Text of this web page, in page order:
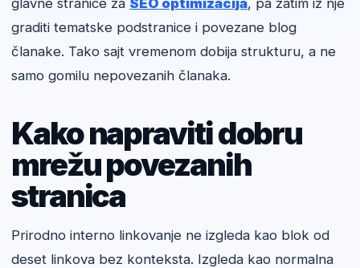
glavne stranice za SEO optimizacija, pa zatim iz nje
graditi tematske podstranice i povezane blog
članake. Tako sajt vremenom dobija strukturu, a ne
samo gomilu nepovezanih članaka.
Kako napraviti dobru
mrežu povezanih
stranica
Prirodno interno linkovanje ne izgleda kao blok od
deset linkova bez konteksta. Izgleda kao normalna